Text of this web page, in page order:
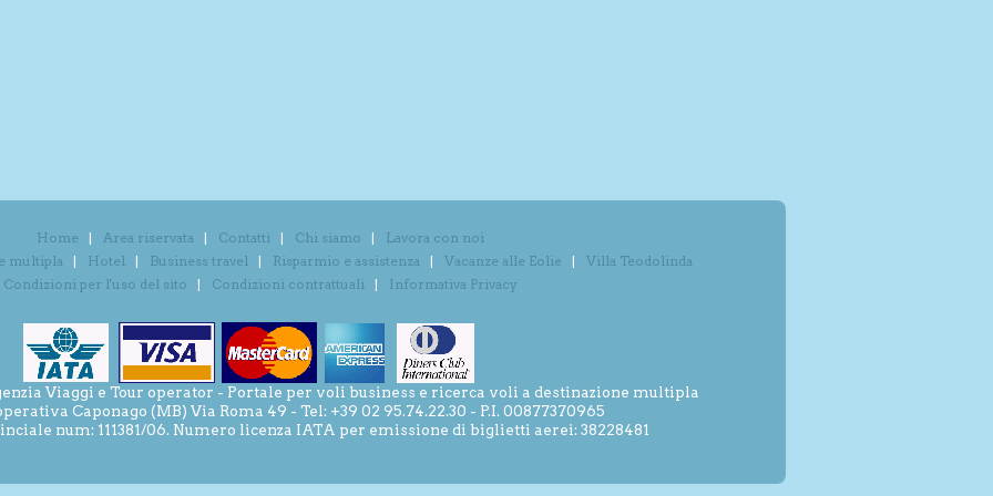
Home Area riservata Contatti Chi siamo
Lavora con noi
multipla
Hotel Business travel Risparmio e assistenza Vacanze alle Eolie
Villa Teodolinda
Condizioni per l'uso del sito
Condizioni contrattuali Informativa Privacy
Viaggi e Tour operator - Portale per voli business e ricerca voli a destinazione multipla
Caponago (MB) Via Roma 49 - Tel: +39 02 95.74.22.30 - P.I. 00877370965
num: 111381/06. Numero licenza IATA per emissione di biglietti aerei: 38228481